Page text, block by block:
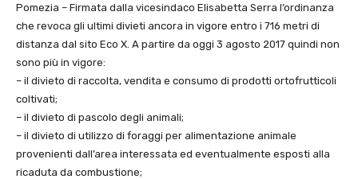
Pomezia – Firmata dalla vicesindaco Elisabetta Serra l’ordinanza
che revoca gli ultimi divieti ancora in vigore entro i 716 metri di
distanza dal sito Eco X. A partire da oggi 3 agosto 2017 quindi non
sono più in vigore:
– il divieto di raccolta, vendita e consumo di prodotti ortofrutticoli
coltivati;
– il divieto di pascolo degli animali;
– il divieto di utilizzo di foraggi per alimentazione animale
provenienti dall’area interessata ed eventualmente esposti alla
ricaduta da combustione;